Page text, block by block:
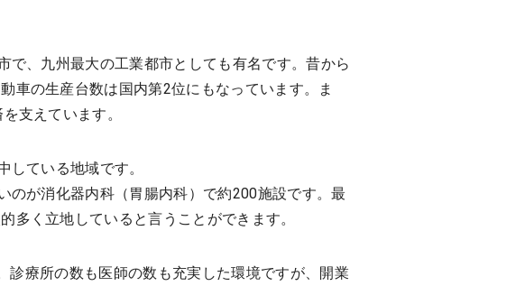
、九州最大の工業都市としても有名です。昔から
車の生産台数は国内第2位にもなっています。ま
支えています。
ている地域です。
のが消化器内科（胃腸内科）で約200施設です。最
多く立地していると言うことができます。
療所の数も医師の数も充実した環境ですが、開業